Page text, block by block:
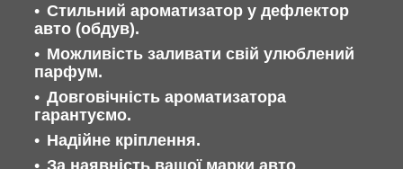
Стильний ароматизатор у дефлектор
авто (обдув).
Можливість заливати свій улюблений
парфум.
Довговічність ароматизатора
гарантуємо.
Надійне кріплення.
За наявність вашої марки авто